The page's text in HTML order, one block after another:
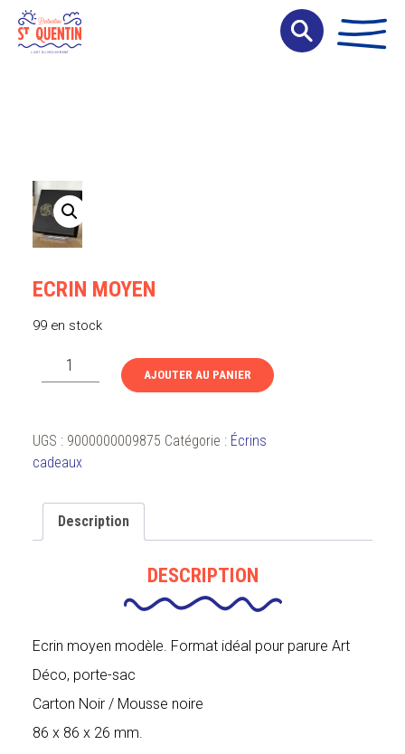
ECRIN MOYEN
99 en stock
quantité
de
AJOUTER AU PANIER
UGS : 9000000009875 Catégorie : Écrins
cadeaux
Description
DESCRIPTION
Ecrin moyen modèle. Format idéal pour parure Art
Déco, porte-sac
Carton Noir / Mousse noire
86 x 86 x 26 mm.
Panneau de gestion des cookies